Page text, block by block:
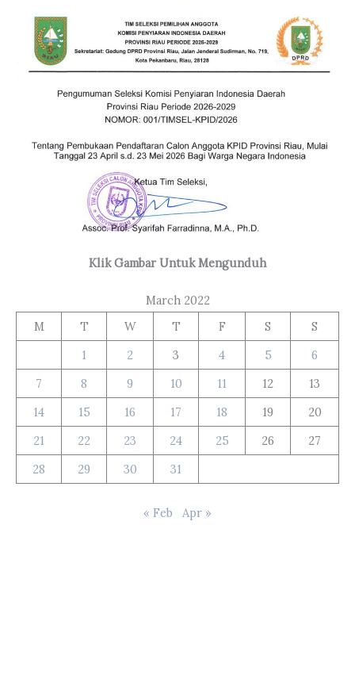
Klik Gambar Untuk Mengunduh
March 2022
M
T W T F S
S
1
2 3 4 5
6
7
8 9 10 11 12
13
14
15 16 17 18 19
20
21
22 23 24 25 26
27
28
29 30 31
« Feb Apr »